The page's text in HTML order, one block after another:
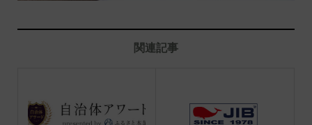
関連記事